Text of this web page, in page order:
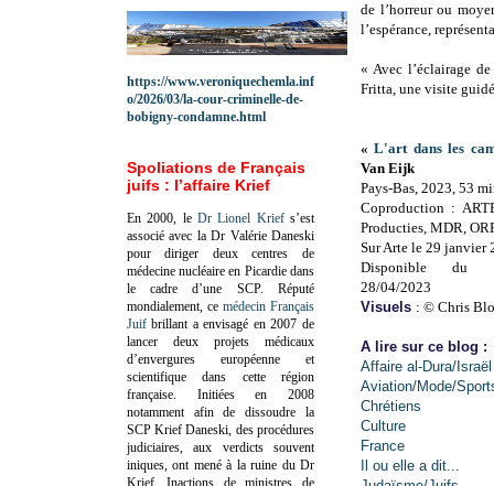
de l’horreur ou
l’espérance,
« Avec l’éclairage
Fritta, une visite
«L'art dans les
Van Eijk
Pays-Bas, 2023, 53
Coproduction :
Producties, MDR,
Sur Arte le 29 janvier
Disponible du
28/04/2023
Visuels : © Chris
A lire sur ce blog :
Affaire al-Dura/Israël
Aviation/Mode/
Chrétiens
Culture
France
Il ou elle a dit...
https://www.veroniquechemla.inf
o/2026/03/la-cour-criminelle-de-
bobigny-condamne.html
Spoliations de Français
juifs : l’affaire Krief
En 2000, le Dr Lionel Kriefs’est
associé avec la Dr Valérie Daneski
pour diriger deux centres de
médecine nucléaire en Picardie dans
le cadre d’une SCP. Réputé
mondialement, ce médecin Français
Juif brillant a envisagé en 2007 de
lancer deux projets médicaux
d’envergures européenne et
scientifique dans cette région
française. Initiées en 2008
notamment afin de dissoudre la
SCP Krief Daneski, des procédures
judiciaires, aux verdicts souvent
iniques, ont mené à la ruine du Dr
Krief.Inactions de ministres de